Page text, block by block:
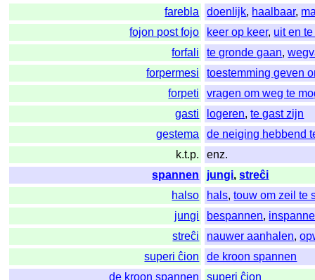
farebla doenlijk, haalbaar,
fojon post fojo
keer op keer, uit en
forfali
te gronde gaan,
forpermesi
toestemming geven
forpeti
vragen om weg te
gasti
logeren,te gast zijn
gestema
de neiging hebbend
k.t.p.
enz.
spannen
jungi,streĉi
halso
hals,touw om zeil te
jungi
bespannen,
streĉi
nauwer aanhalen,
superi ĉion
de kroon spannen
de kroon spannen
superi ĉion